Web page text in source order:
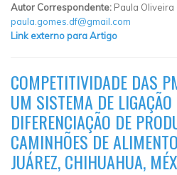
Autor Correspondente: Paula Oliveira
paula.gomes.df@gmail.com
Link externo para Artigo
COMPETITIVIDADE DAS
UM SISTEMA DE
DIFERENCIAÇÃO DE
CAMINHÕES DE
JUÁREZ, CHIHUAHUA,